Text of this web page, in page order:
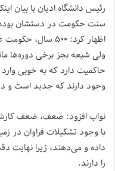
سنت حکومت در دستشان بوده
اظهار کرد: ۵۰۰
حاکمیت دارد که به خوبی
وجود دارند که جدید است و
نواب افزود: ضعف، ضعف
با وجود تشکیلات فراوان در
داده و می‌دهند، زیرا
را دارند.